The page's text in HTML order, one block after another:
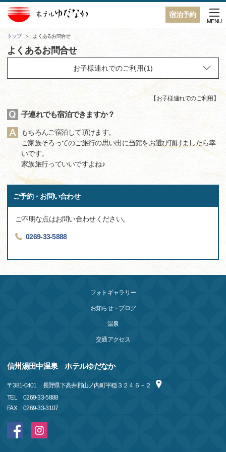
宿泊予約
MENU
トップ よくあるお問合せ
よくあるお問合せ
【 お子様連れでのご利用 】
子連れでも宿泊できますか？
もちろんご宿泊して頂けます。
ご家族そろってのご旅行の思い出に当館をお選び頂けましたら幸
いです。
家族旅行っていいですよね♪
ご予約・お問い合わせ
ご不明な点はお問い合わせください。
0269-33-5888
フォトギャラリー
お知らせ・ブログ
温泉
交通アクセス
信州湯田中温泉 ホテルゆだなか
〒381-0401
長野県下高井郡山ノ内町平穏３２４６－２
TEL
0269-33-5888
FAX
0269-33-3107